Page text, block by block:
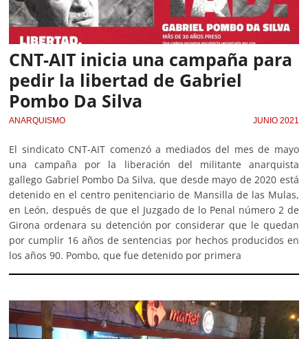
CNT-AIT inicia una campaña para
pedir la libertad de Gabriel
Pombo Da Silva
ANARQUISMO JUNIO 2021
El sindicato CNT-AIT comenzó a mediados del mes de mayo
una campaña por la liberación del militante anarquista
gallego Gabriel Pombo Da Silva, que desde mayo de 2020 está
detenido en el centro penitenciario de Mansilla de las Mulas,
en León, después de que el Juzgado de lo Penal número 2 de
Girona ordenara su detención por considerar que le quedan
por cumplir 16 años de sentencias por hechos producidos en
los años 90. Pombo, que fue detenido por primera